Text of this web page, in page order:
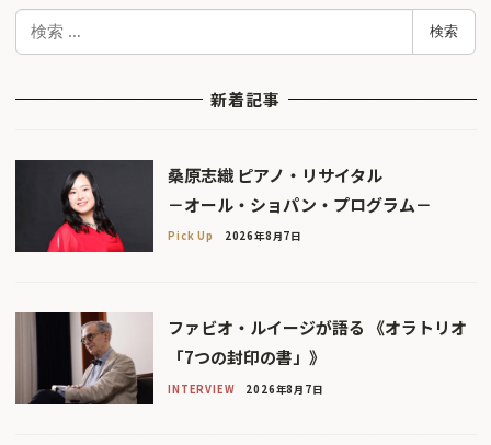
検
検索
新着記事
桑原志織 ピアノ・リサイタル
－オール・ショパン・プログラム－
Pick Up 2026年8月7日
ファビオ・ルイージが語る 《オラトリオ
「7つの封印の書」》
INTERVIEW 2026年8月7日